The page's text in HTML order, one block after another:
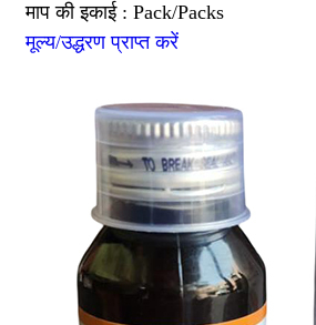
माप की इकाई : Pack/Packs
मूल्य/उद्धरण प्राप्त करें